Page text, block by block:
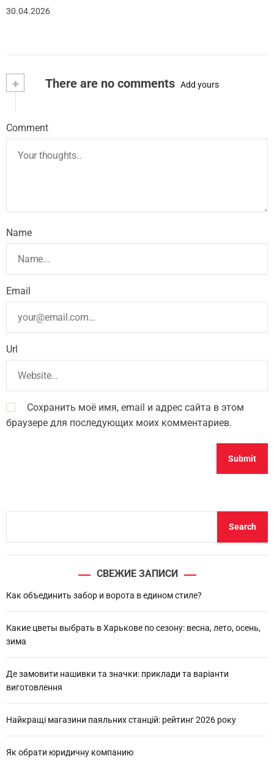
30.04.2026
+ There are no comments Add yours
Comment
Name
Email
Url
Сохранить моё имя, email и адрес сайта в этом
браузере для последующих моих комментариев.
h
Search
СВЕЖИЕ ЗАПИСИ
Как объединить забор и ворота в едином стиле?
Какие цветы выбрать в Харькове по сезону: весна, лето, осень,
зима
Де замовити нашивки та значки: приклади та варіанти
виготовлення
Найкращі магазини паяльних станцій: рейтинг 2026 року
Як обрати юридичну компанию